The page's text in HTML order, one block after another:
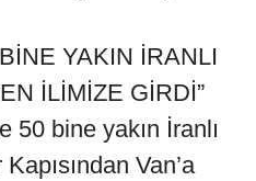
YAKIN İRANLI
İLİMİZE GİRDİ”
50 bine yakın İranlı
Van’a